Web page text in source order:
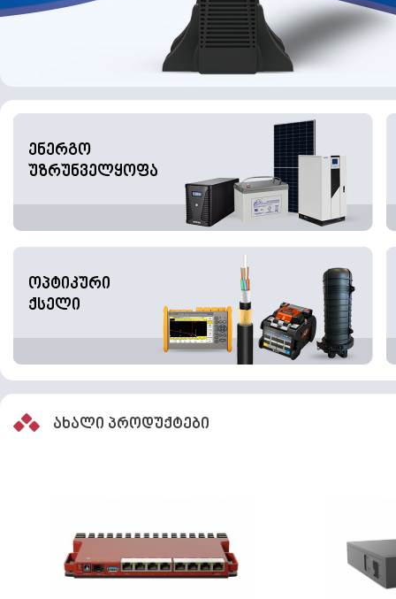
ენერგო
უზრუნველყოფა
ოპტიკური
ქსელი
ახალი პროდუქტები